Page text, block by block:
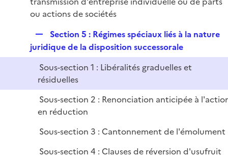
e
r
l
r
ou actions de sociétés
e
p
l
i
Section 5 : Régimes spéciaux liés à la nature
juridique de la disposition successorale
Sous-section 1 : Libéralités graduelles et
résiduelles
Sous-section 2 : Renonciation anticipée à
en réduction
Sous-section 3 : Cantonnement de l'émolument
Sous-section 4 : Clauses de réversion d'usufruit